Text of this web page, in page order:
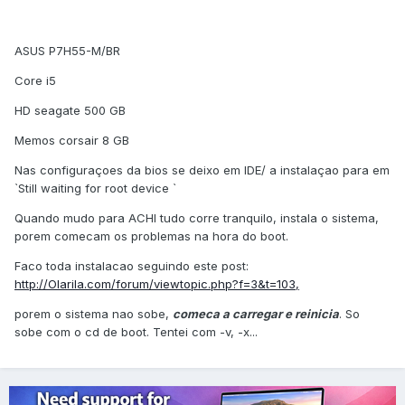
ASUS P7H55-M/BR
Core i5
HD seagate 500 GB
Memos corsair 8 GB
Nas configuraçoes da bios se deixo em IDE/ a instalaçao para em
`Still waiting for root device `
Quando mudo para ACHI tudo corre tranquilo, instala o sistema,
porem comecam os problemas na hora do boot.
Faco toda instalacao seguindo este post:
http://Olarila.com/forum/viewtopic.php?f=3&t=103,
porem o sistema nao sobe, comeca a carregar e reinicia. So
sobe com o cd de boot. Tentei com -v, -x...